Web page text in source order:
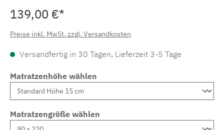
139,00 €*
Preise inkl. MwSt. zzgl. Versandkosten
Versandfertig in 30 Tagen, Lieferzeit 3-5 Tage
Matratzenhöhe wählen
Matratzengröße wählen